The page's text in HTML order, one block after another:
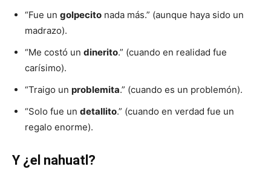
“Fue un golpecito nada más.” (aunque haya sido un
madrazo).
“Me costó un dinerito.” (cuando en realidad fue
carísimo).
“Traigo un problemita.” (cuando es un problemón).
“Solo fue un detallito.” (cuando en verdad fue un
regalo enorme).
Y ¿el nahuatl?